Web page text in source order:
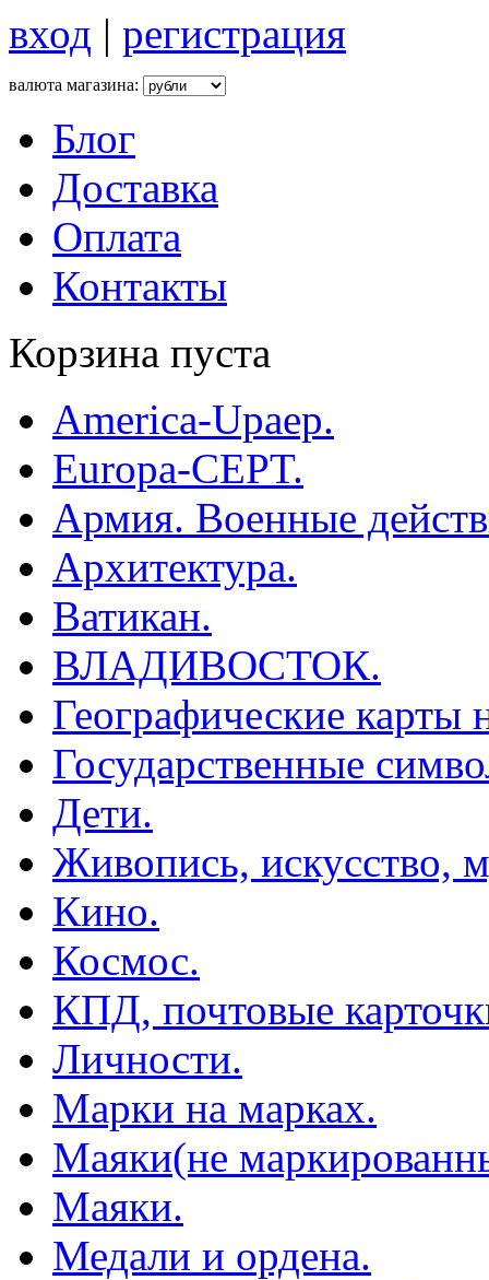
вход | регистрация
валюта магазина:
Блог
Доставка
Оплата
Контакты
Корзина пуста
America-Upaep.
Europa-CEPT.
Армия. Военные
Архитектура.
Ватикан.
ВЛАДИВОСТОК.
Географические карты
Государственные
Дети.
Живопись, искусство,
Кино.
Космос.
КПД, почтовые
Личности.
Марки на марках.
Маяки(не
Маяки.
Медали и ордена.